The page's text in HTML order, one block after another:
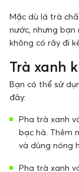
Mặc dù lá trà
nước, nhưng
không có rây đi
Trà xanh
Bạn có thể sử
đây:
Pha trà xanh
bạc hà. Thêm
và dùng nóng
Pha trà xanh